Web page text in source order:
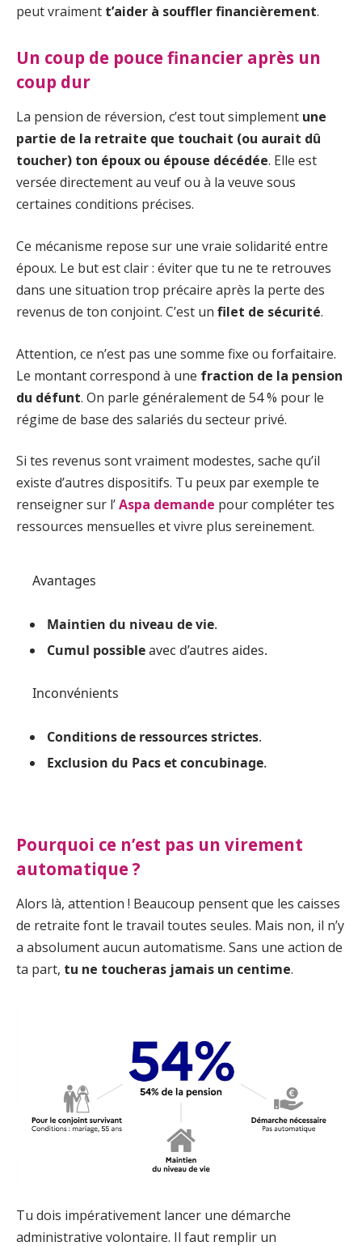
peut vraiment t’aider à souffler financièrement.
Un coup de pouce financier après un
coup dur
La pension de réversion, c’est tout simplement une
partie de la retraite que touchait (ou aurait dû
toucher) ton époux ou épouse décédée. Elle est
versée directement au veuf ou à la veuve sous
certaines conditions précises.
Ce mécanisme repose sur une vraie solidarité entre
époux. Le but est clair : éviter que tu ne te retrouves
dans une situation trop précaire après la perte des
revenus de ton conjoint. C’est un filet de sécurité.
Attention, ce n’est pas une somme fixe ou forfaitaire.
Le montant correspond à une fraction de la pension
du défunt. On parle généralement de 54 % pour le
régime de base des salariés du secteur privé.
Si tes revenus sont vraiment modestes, sache qu’il
existe d’autres dispositifs. Tu peux par exemple te
renseigner sur l’Aspa demande pour compléter tes
ressources mensuelles et vivre plus sereinement.
Avantages
Maintien du niveau de vie.
Cumul possibleavec d’autres aides.
Inconvénients
Conditions de ressources strictes.
Exclusion du Pacs et concubinage.
Pourquoi ce n’est pas un virement
automatique ?
Alors là, attention ! Beaucoup pensent que les caisses
de retraite font le travail toutes seules. Mais non, il n’y
a absolument aucun automatisme. Sans une action de
ta part, tu ne toucheras jamais un centime.
Tu dois impérativement lancer une démarche
administrative volontaire. Il faut remplir un